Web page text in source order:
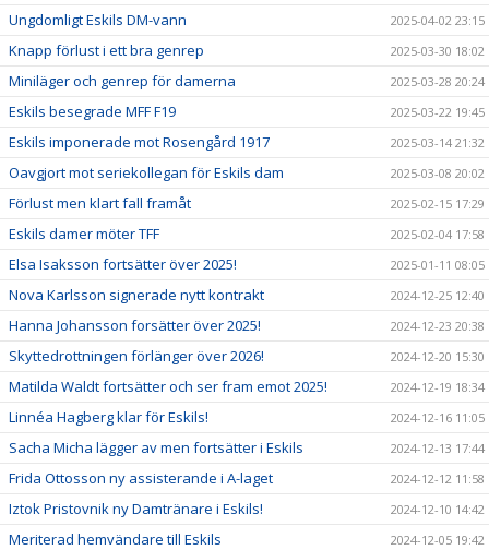
Ungdomligt Eskils DM-vann 2025-04-02 23:15
Knapp förlust i ett bra genrep 2025-03-30 18:02
Miniläger och genrep för damerna 2025-03-28 20:24
Eskils besegrade MFF F19 2025-03-22 19:45
Eskils imponerade mot Rosengård 1917 2025-03-14 21:32
Oavgjort mot seriekollegan för Eskils dam 2025-03-08 20:02
Förlust men klart fall framåt 2025-02-15 17:29
Eskils damer möter TFF 2025-02-04 17:58
Elsa Isaksson fortsätter över 2025! 2025-01-11 08:05
Nova Karlsson signerade nytt kontrakt 2024-12-25 12:40
Hanna Johansson forsätter över 2025! 2024-12-23 20:38
Skyttedrottningen förlänger över 2026! 2024-12-20 15:30
Matilda Waldt fortsätter och ser fram emot 2025! 2024-12-19 18:34
Linnéa Hagberg klar för Eskils! 2024-12-16 11:05
Sacha Micha lägger av men fortsätter i Eskils 2024-12-13 17:44
Frida Ottosson ny assisterande i A-laget 2024-12-12 11:58
Iztok Pristovnik ny Damtränare i Eskils! 2024-12-10 14:42
Meriterad hemvändare till Eskils 2024-12-05 19:42